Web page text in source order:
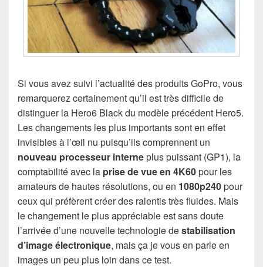
Si vous avez suivi l’actualité des produits GoPro, vous
remarquerez certainement qu’il est très difficile de
distinguer la Hero6 Black du modèle précédent Hero5.
Les changements les plus importants sont en effet
invisibles à l’œil nu puisqu’ils comprennent un
nouveau processeur interneplus puissant (GP1), la
comptabilité avec la prise de vue en 4K60pour les
amateurs de hautes résolutions, ou en 1080p240pour
ceux qui préfèrent créer des ralentis très fluides. Mais
le changement le plus appréciable est sans doute
l’arrivée d’une nouvelle technologie destabilisation
d’image électronique, mais ça je vous en parle en
images un peu plus loin dans ce test.